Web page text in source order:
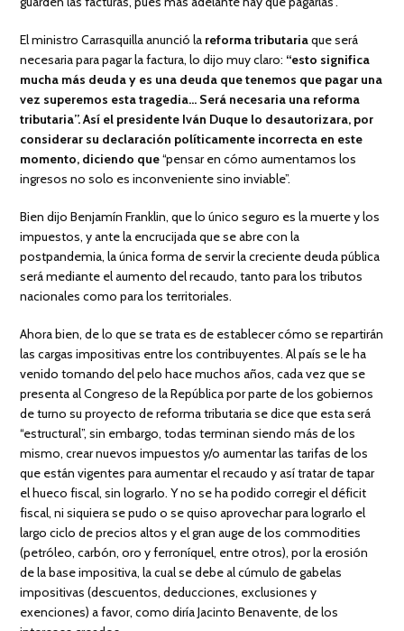
El ministro Carrasquilla anunció la reforma tributariaque será
necesaria para pagar la factura, lo dijo muy claro: “esto significa
mucha más deuda y es una deuda que tenemos que pagar una
vez superemos esta tragedia… Será necesaria una reforma
tributaria”. Así el presidente Iván Duque lo desautorizara, por
considerar su declaración políticamente incorrecta en este
momento, diciendo que“pensar en cómo aumentamos los
ingresos no solo es inconveniente sino inviable”.
Bien dijo Benjamín Franklin, que lo único seguro es la muerte y los
impuestos, y ante la encrucijada que se abre con la
postpandemia, la única forma de servir la creciente deuda pública
será mediante el aumento del recaudo, tanto para los tributos
nacionales como para los territoriales.
Ahora bien, de lo que se trata es de establecer cómo se repartirán
las cargas impositivas entre los contribuyentes. Al país se le ha
venido tomando del pelo hace muchos años, cada vez que se
presenta al Congreso de la República por parte de los gobiernos
de turno su proyecto de reforma tributaria se dice que esta será
“estructural”, sin embargo, todas terminan siendo más de los
mismo, crear nuevos impuestos y/o aumentar las tarifas de los
que están vigentes para aumentar el recaudo y así tratar de tapar
el hueco fiscal, sin lograrlo. Y no se ha podido corregir el déficit
fiscal, ni siquiera se pudo o se quiso aprovechar para lograrlo el
largo ciclo de precios altos y el gran auge de los commodities
(petróleo, carbón, oro y ferroníquel, entre otros), por la erosión
de la base impositiva, la cual se debe al cúmulo de gabelas
impositivas (descuentos, deducciones, exclusiones y
exenciones) a favor, como diría Jacinto Benavente, de los